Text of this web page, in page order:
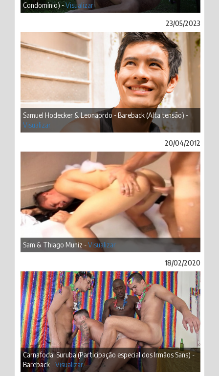
Condomínio) -Visualizar
23/05/2023
Samuel Hodecker & Leonaordo - Bareback (Alta tensão) -
Visualizar
20/04/2012
Sam & Thiago Muniz -Visualizar
18/02/2020
Carnafoda: Suruba (Participação especial dos Irmãos Sans) -
Bareback -Visualizar